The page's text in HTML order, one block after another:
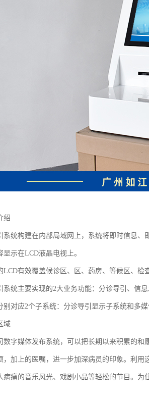
绍
系统构建在内部局域网上，系统将即时信息、
显示在LCD液晶电视上。
LCD有效覆盖候诊区、区、药房、等候区、检
系统主要实现的2大业务功能：分诊导引、信
别对应2个子系统：分诊导引显示子系统和多媒
域
数字媒体发布系统，可以把长期以来积累的
，加上的医嘱，进一步加深病员的印象。利用
病痛的音乐风光、戏剧小品等轻松的节目。为